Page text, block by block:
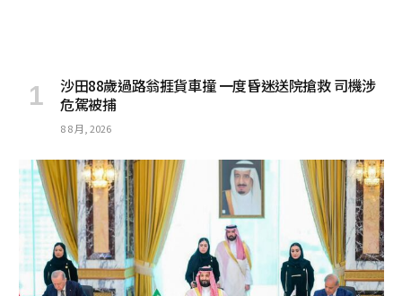
沙田88歲過路翁捱貨車撞 一度昏迷送院搶救 司機涉
危駕被捕
8 8 月, 2026